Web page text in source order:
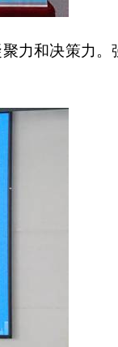
力和决策力